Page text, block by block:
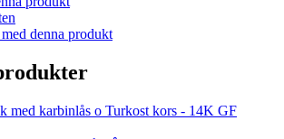
denna produkt